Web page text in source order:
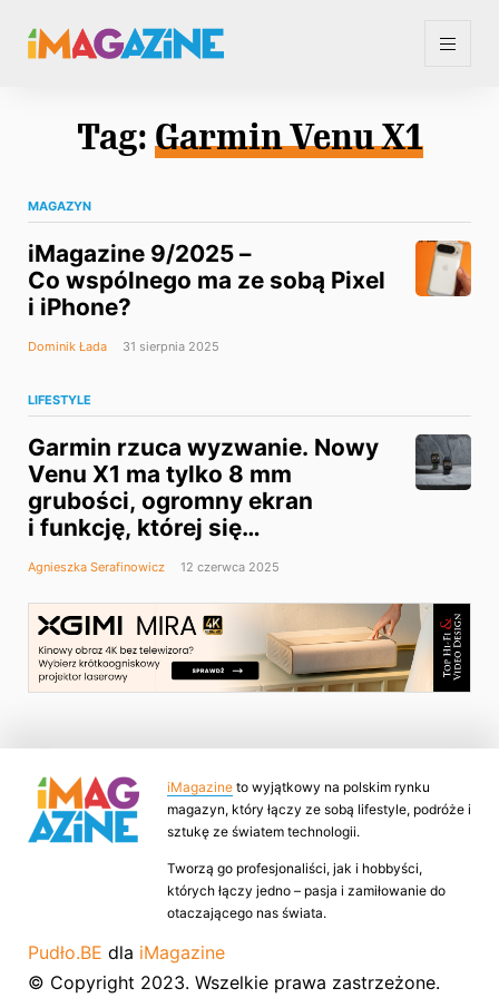
Tag: Garmin Venu X1
MAGAZYN
iMagazine 9/2025 –
Co wspólnego ma ze sobą Pixel
i iPhone?
Dominik Łada 31 sierpnia 2025
LIFESTYLE
Garmin rzuca wyzwanie. Nowy
Venu X1 ma tylko 8 mm
grubości, ogromny ekran
i funkcję, której się
nie spodziewasz
Agnieszka Serafinowicz 12 czerwca 2025
iMagazine to wyjątkowy na polskim rynku
magazyn, który łączy ze sobą lifestyle, podróże i
sztukę ze światem technologii.
Tworzą go profesjonaliści, jak i hobbyści,
których łączy jedno – pasja i zamiłowanie do
otaczającego nas świata.
Pudło.BE dla iMagazine
© Copyright 2023. Wszelkie prawa zastrzeżone.